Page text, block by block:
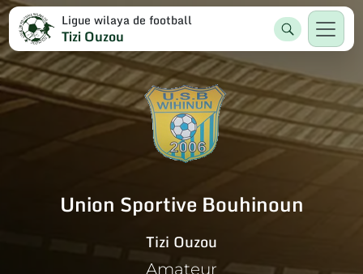
Ligue wilaya de football
Tizi Ouzou
Union Sportive Bouhinoun
Tizi Ouzou
Amateur